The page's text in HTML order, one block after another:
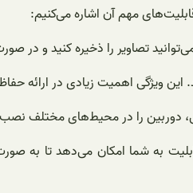
مهم آن اشاره می‌کنیم:
به شما امکان می‌دهد تا به